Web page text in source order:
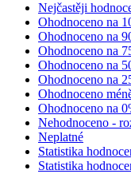
Nejčastěji
Ohodnoceno na
Ohodnoceno na
Ohodnoceno na
Ohodnoceno na
Ohodnoceno na
Ohodnoceno
Ohodnoceno na
Nehodnoceno -
Neplatné
Statistika
Statistika